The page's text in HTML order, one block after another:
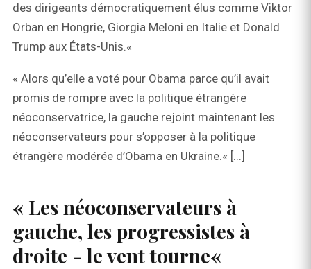
des dirigeants démocratiquement élus comme Viktor
Orban en Hongrie, Giorgia Meloni en Italie et Donald
Trump aux États-Unis.«
« Alors qu’elle a voté pour Obama parce qu’il avait
promis de rompre avec la politique étrangère
néoconservatrice, la gauche rejoint maintenant les
néoconservateurs pour s’opposer à la politique
étrangère modérée d’Obama en Ukraine.« [...]
« Les néoconservateurs à
gauche, les progressistes à
droite - le vent tourne«